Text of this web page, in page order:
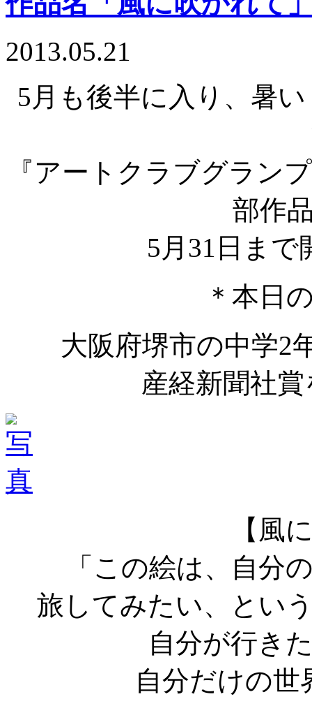
2013.05.21
5月も後半に入り、暑
『アートクラブグラン
部作
5月31日まで
＊本日
大阪府堺市の中学2
産経新聞社
【風
「この絵は、自分
旅してみたい、とい
自分が行き
自分だけの世